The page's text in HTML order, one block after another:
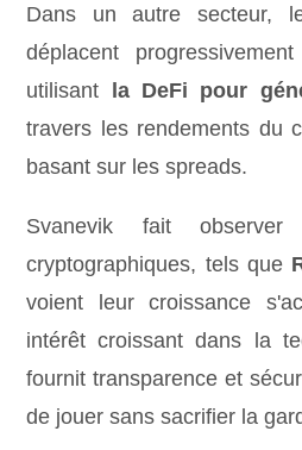
Dans un autre secteur,
déplacent
utilisant la DeFi pour
travers les rendements du
basant sur les spreads.
Svanevik fait
cryptographiques, tels que
voient leur croissance
intérêt croissant dans la
fournit transparence et
de jouer sans sacrifier la